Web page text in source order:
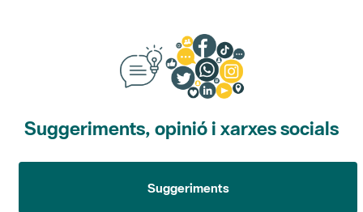
Suggeriments, opinió i xarxes socials
Suggeriments